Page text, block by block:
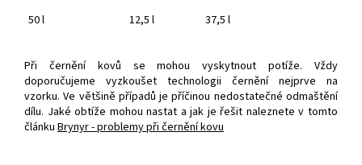
50 l
12,5 l 37,5 l
Při černění kovů se mohou vyskytnout potíže. Vždy
doporučujeme vyzkoušet technologii černění nejprve na
vzorku.Ve většině případů je příčinou nedostatečné odmaštění
dílu. Jaké obtíže mohou nastat a jak je řešit naleznete v tomto
článku Brynyr - problemy při černění kovu